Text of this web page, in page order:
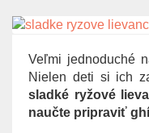
Veľmi jednoduché
Nielen deti si ich
sladké ryžové
naučte pripraviť ghí